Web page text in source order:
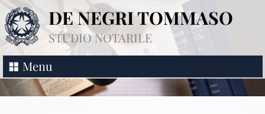
DE NEGRI TOMMASO
STUDIO NOTARILE
Menu